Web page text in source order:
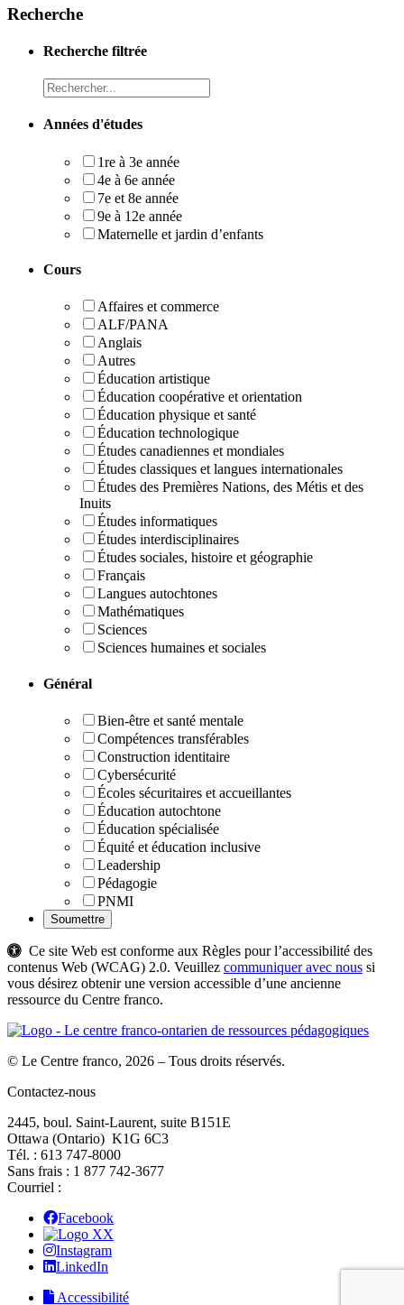
Recherche
Recherche filtrée
Recheche
Années d'études
1re à 3e année
4e à 6e année
7e et 8e année
9e à 12e année
Maternelle et jardin d’enfants
Cours
Affaires et commerce
ALF/PANA
Anglais
Autres
Éducation artistique
Éducation coopérative et orientation
Éducation physique et santé
Éducation technologique
Études canadiennes et mondiales
Études classiques et langues internationales
Études des Premières Nations, des Métis et des
Inuits
Études informatiques
Études interdisciplinaires
Études sociales, histoire et géographie
Français
Langues autochtones
Mathématiques
Sciences
Sciences humaines et sociales
Général
Bien-être et santé mentale
Compétences transférables
Construction identitaire
Cybersécurité
Écoles sécuritaires et accueillantes
Éducation autochtone
Éducation spécialisée
Équité et éducation inclusive
Leadership
Pédagogie
PNMI
Ce site Web est conforme aux Règles pour l’accessibilité des
contenus Web (WCAG) 2.0. Veuillez communiquer avec nous si
vous désirez obtenir une version accessible d’une ancienne
ressource du Centre franco.
© Le Centre franco, 2026 – Tous droits réservés.
Contactez-nous
2445, boul. Saint-Laurent, suite B151E
Ottawa (Ontario) K1G 6C3
Tél. : 613 747‑8000
Sans frais : 1 877 742‑3677
Courriel :
Facebook
X
Instagram
LinkedIn
Accessibilité